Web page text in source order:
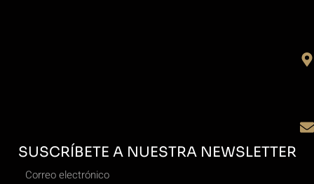
SUSCRÍBETE A NUESTRA NEWSLETTER